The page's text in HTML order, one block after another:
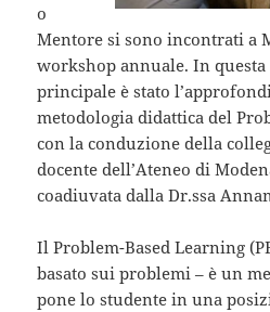
o
Mentore si sono incontrati a
workshop annuale. In questa
principale è stato
metodologia didattica del
con la conduzione della
docente dell’Ateneo di
coadiuvata dalla Dr.ssa
Il Problem-Based Learning
basato sui problemi – è un
pone lo studente in una